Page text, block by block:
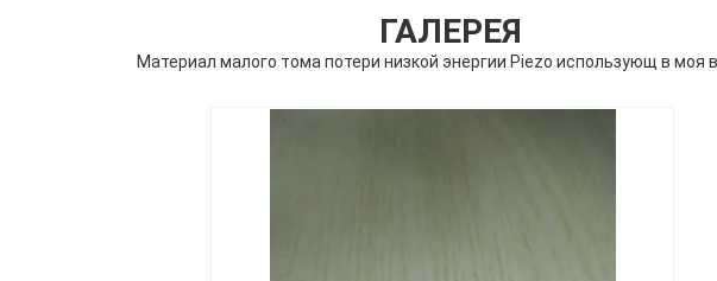
ГАЛЕРЕЯ
Материал малого тома потери низкой энергии Piezo использующ в моя